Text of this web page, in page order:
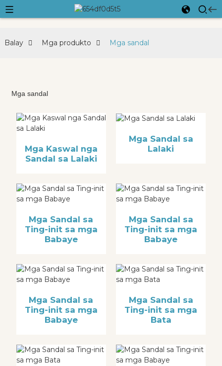
Balay Mga produkto Mga sandal
Mga sandal
Mga Kaswal nga
Sandal sa Lalaki
Mga Sandal sa
Lalaki
Mga Sandal sa
Ting-init sa mga
Babaye
Mga Sandal sa
Ting-init sa mga
Babaye
Mga Sandal sa
Ting-init sa mga
Babaye
Mga Sandal sa
Ting-init sa mga
Bata